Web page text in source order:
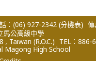
：(06) 927-2342 (分機表)
馬公高級中學
Taiwan (R.O.C.) TEL：886-
Magong High School